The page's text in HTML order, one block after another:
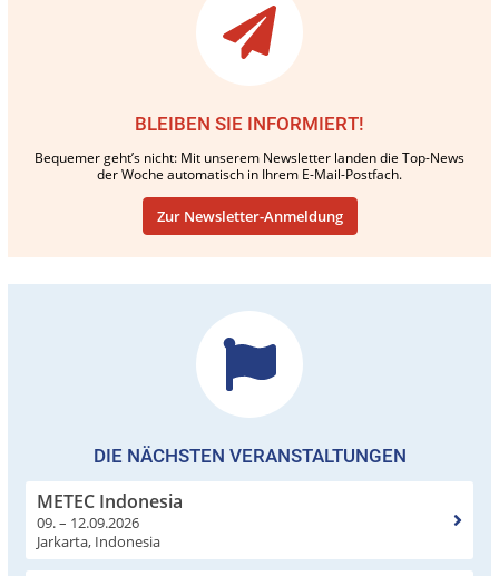
BLEIBEN SIE INFORMIERT!
Bequemer geht’s nicht: Mit unserem Newsletter landen die Top-News
der Woche automatisch in Ihrem E-Mail-Postfach.
Zur Newsletter-Anmeldung
DIE NÄCHSTEN VERANSTALTUNGEN
METEC Indonesia
09. – 12.09.2026
Jarkarta, Indonesia